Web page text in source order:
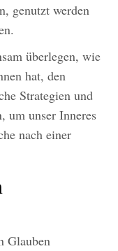
genutzt werden
überlegen, wie
hat, den
Strategien und
um unser Inneres
nach einer
Glauben